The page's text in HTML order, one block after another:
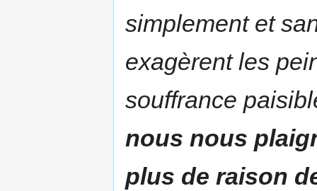
simplement et
exagèrent les
souffrance
nous nous
plus de raison